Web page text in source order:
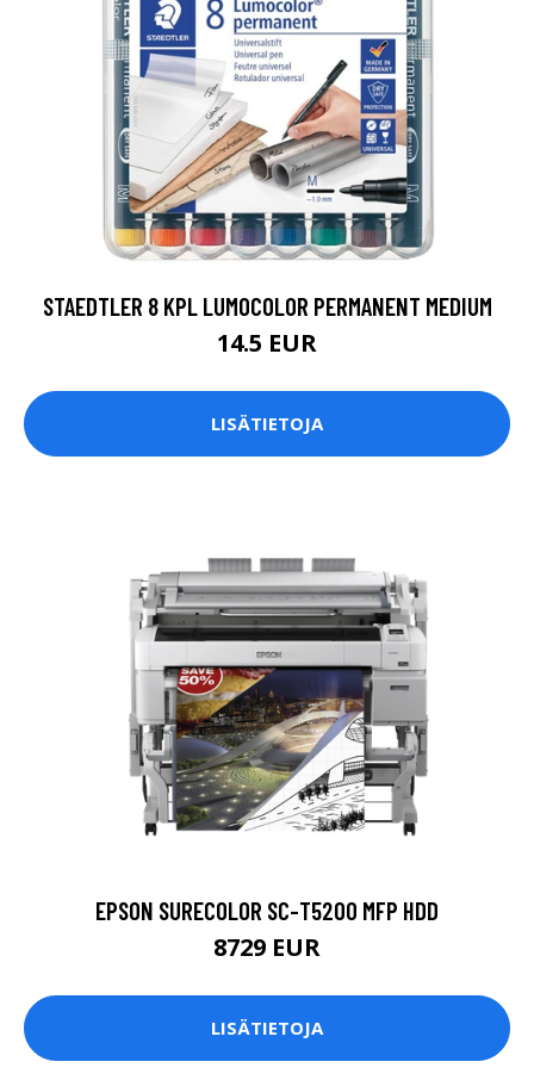
STAEDTLER 8 KPL LUMOCOLOR PERMANENT MEDIUM
14.5 EUR
LISÄTIETOJA
EPSON SURECOLOR SC-T5200 MFP HDD
8729 EUR
LISÄTIETOJA